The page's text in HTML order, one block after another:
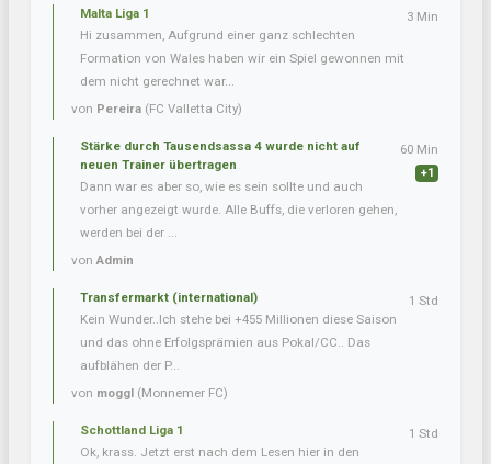
Malta Liga 1
Hi zusammen, Aufgrund einer ganz schlechten
Formation von Wales haben wir ein Spiel gewonnen mit
dem nicht gerechnet war...
von Pereira (FC Valletta City)
3 Min
Stärke durch Tausendsassa 4 wurde nicht auf
neuen Trainer übertragen
Dann war es aber so, wie es sein sollte und auch
vorher angezeigt wurde. Alle Buffs, die verloren gehen,
werden bei der ...
vonAdmin
60 Min
+1
Transfermarkt (international)
Kein Wunder..Ich stehe bei +455 Millionen diese Saison
und das ohne Erfolgsprämien aus Pokal/CC.. Das
aufblähen der P...
von moggl (Monnemer FC)
1 Std
Schottland Liga 1
Ok, krass. Jetzt erst nach dem Lesen hier in den
1 Std